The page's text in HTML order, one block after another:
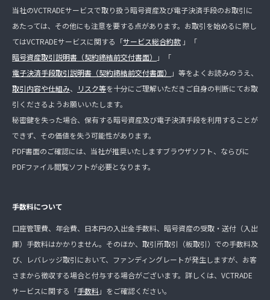
当社のVCTRADEサービスで取り扱う暗号資産及び電子決済手段のお取引に
あたっては、その他にも注意を要する点があります。お取引を始めるに際し
てはVCTRADEサービスに関する「サービス総合約款 」「
暗号資産取引説明書（契約締結前交付書面）
」「
電子決済手段取引説明書（契約締結前交付書面）
」等をよくお読みのうえ、
取引内容や仕組み、 リスク等を十分にご理解いただきご自身の判断にてお取
引くださるようお願いいたします。
秘密鍵を失った場合、保有する暗号資産及び電子決済手段を利用することが
できず、その価値を失う可能性があります。
PDF書面のご確認には、当社が推奨いたしますブラウザソフト、ならびに
PDFファイル閲覧ソフトが必要となります。
手数料について
口座管理費、年会費、日本円の入出金手数料、暗号資産の受取・送付（入出
庫）手数料はかかりません。そのほか、取引所取引（板取引）での手数料及
び、レバレッジ取引において、ファンディングレートが発生しますが、お客
さまから徴収する場合と付与する場合がございます。詳しくは、VCTRADE
サービスに関する「手数料」をご確認ください。